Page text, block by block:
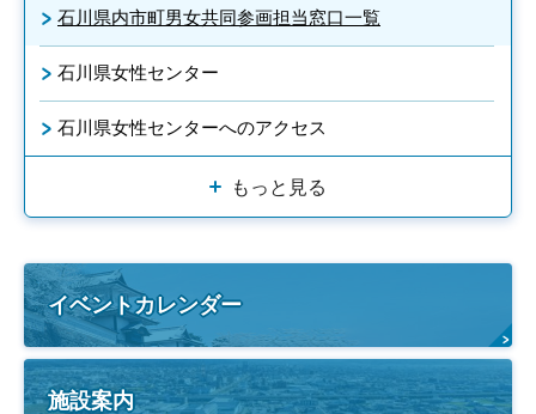
石川県内市町男女共同参画担当窓口一覧
石川県女性センター
石川県女性センターへのアクセス
もっと見る
イベントカレンダー
施設案内